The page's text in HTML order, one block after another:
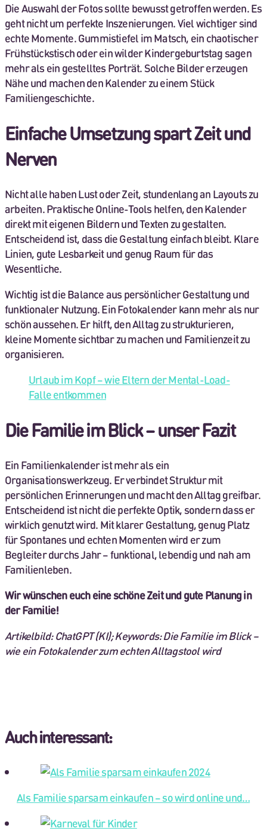
Die Auswahl der Fotos sollte bewusst getroffen werden. Es
geht nicht um perfekte Inszenierungen. Viel wichtiger sind
echte Momente. Gummistiefel im Matsch, ein chaotischer
Frühstückstisch oder ein wilder Kindergeburtstag sagen
mehr als ein gestelltes Porträt. Solche Bilder erzeugen
Nähe und machen den Kalender zu einem Stück
Familiengeschichte.
Einfache Umsetzung spart Zeit und
Nerven
Nicht alle haben Lust oder Zeit, stundenlang an Layouts zu
arbeiten. Praktische Online-Tools helfen, den Kalender
direkt mit eigenen Bildern und Texten zu gestalten.
Entscheidend ist, dass die Gestaltung einfach bleibt. Klare
Linien, gute Lesbarkeit und genug Raum für das
Wesentliche.
Wichtig ist die Balance aus persönlicher Gestaltung und
funktionaler Nutzung. Ein Fotokalender kann mehr als nur
schön aussehen. Er hilft, den Alltag zu strukturieren,
kleine Momente sichtbar zu machen und Familienzeit zu
organisieren.
Urlaub im Kopf – wie Eltern der Mental-Load-
Falle entkommen
Die Familie im Blick – unser Fazit
Ein Familienkalender ist mehr als ein
Organisationswerkzeug. Er verbindet Struktur mit
persönlichen Erinnerungen und macht den Alltag greifbar.
Entscheidend ist nicht die perfekte Optik, sondern dass er
wirklich genutzt wird. Mit klarer Gestaltung, genug Platz
für Spontanes und echten Momenten wird er zum
Begleiter durchs Jahr – funktional, lebendig und nah am
Familienleben.
Wir wünschen euch eine schöne Zeit und gute Planung in
der Familie!
Artikelbild: ChatGPT (KI); Keywords: Die Familie im Blick –
wie ein Fotokalender zum echten Alltagstool wird
Auch interessant:
Als Familie sparsam einkaufen – so wird online und…